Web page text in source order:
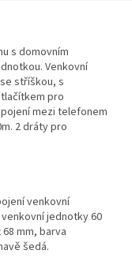
s domovním
Venkovní
stříškou, s
pro
mezi telefonem
2 dráty pro
venkovní
jednotky 60
mm, barva
šedá.